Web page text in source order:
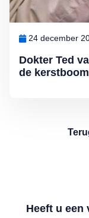
Dokter Ted
de kerstboom
24 december
Heeft u een